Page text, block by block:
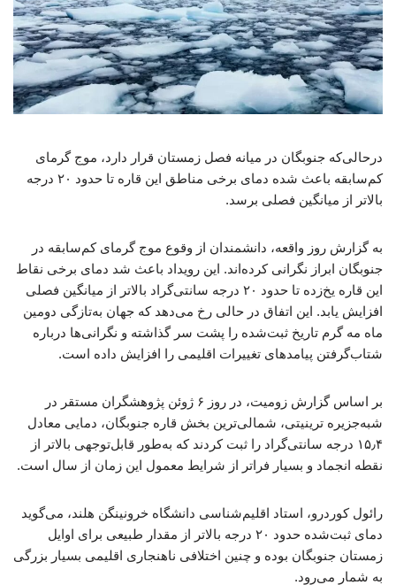
درحالی‌که جنوبگان در میانه فصل زمستان قرار دارد، موج گرمای
کم‌سابقه باعث شده دمای برخی مناطق این قاره تا حدود ۲۰ درجه
بالاتر از میانگین فصلی برسد.
به گزارش روز واقعه، دانشمندان از وقوع موج گرمای کم‌سابقه در
جنوبگان ابراز نگرانی کرده‌اند. این رویداد باعث شد دمای برخی نقاط
این قاره یخ‌زده تا حدود ۲۰ درجه سانتی‌گراد بالاتر از میانگین فصلی
افزایش یابد. این اتفاق در حالی رخ می‌دهد که جهان به‌تازگی دومین
ماه مه گرم تاریخ ثبت‌شده را پشت سر گذاشته و نگرانی‌ها درباره
شتاب‌گرفتن پیامدهای تغییرات اقلیمی را افزایش داده است.
بر اساس گزارش زومیت، در روز ۶ ژوئن پژوهشگران مستقر در
شبه‌جزیره ترینیتی، شمالی‌ترین بخش قاره جنوبگان، دمایی معادل
۱۵٫۴ درجه سانتی‌گراد را ثبت کردند که به‌طور قابل‌توجهی بالاتر از
نقطه انجماد و بسیار فراتر از شرایط معمول این زمان از سال است.
رائول کوردرو، استاد اقلیم‌شناسی دانشگاه خرونینگن هلند، می‌گوید
دمای ثبت‌شده حدود ۲۰ درجه بالاتر از مقدار طبیعی برای اوایل
زمستان جنوبگان بوده و چنین اختلافی ناهنجاری اقلیمی بسیار بزرگی
به شمار می‌رود.